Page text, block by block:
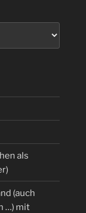
als
(auch
…) mit